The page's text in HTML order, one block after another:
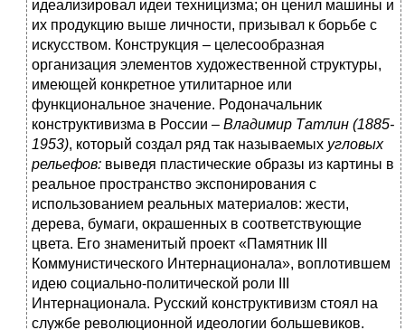
идеализировал идеи техницизма; он ценил машины и
их продукцию выше личности, призывал к борьбе с
искусством. Конструкция – целесообразная
организация элементов художественной структуры,
имеющей конкретное утилитарное или
функциональное значение. Родоначальник
конструктивизма в России – Владимир Татлин (1885-
1953), который создал ряд так называемых угловых
рельефов: выведя пластические образы из картины в
реальное пространство экспонирования с
использованием реальных материалов: жести,
дерева, бумаги, окрашенных в соответствующие
цвета. Его знаменитый проект «Памятник III
Коммунистического Интернационала», воплотившем
идею социально-политической роли III
Интернационала. Русский конструктивизм стоял на
службе революционной идеологии большевиков.